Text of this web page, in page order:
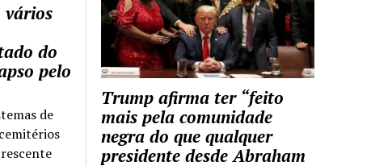
Trump afirma ter “feito
mais pela comunidade
negra do que qualquer
presidente desde Abraham
vários
do
pelo
de